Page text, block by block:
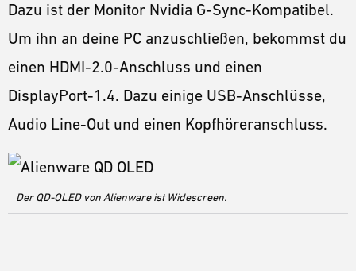
Dazu ist der Monitor Nvidia G-Sync-Kompatibel.
Um ihn an deine PC anzuschließen, bekommst du
einen HDMI-2.0-Anschluss und einen
DisplayPort-1.4. Dazu einige USB-Anschlüsse,
Audio Line-Out und einen Kopfhöreranschluss.
Der QD-OLED von Alienware ist Widescreen.